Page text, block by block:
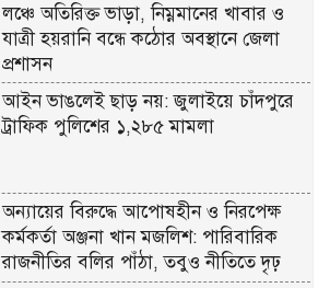
লঞ্চে অতিরিক্ত ভাড়া, নিম্নমানের খাবার ও
যাত্রী হয়রানি বন্ধে কঠোর অবস্থানে জেলা
প্রশাসন
আইন ভাঙলেই ছাড় নয়: জুলাইয়ে চাঁদপুরে
ট্রাফিক পুলিশের ১,২৮৫ মামলা
অন্যায়ের বিরুদ্ধে আপোষহীন ও নিরপেক্ষ
কর্মকর্তা অঞ্জনা খান মজলিশ: পারিবারিক
রাজনীতির বলির পাঁঠা, তবুও নীতিতে দৃঢ়